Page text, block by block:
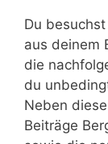
Du
aus deinem
die
du
Neben
Beiträge